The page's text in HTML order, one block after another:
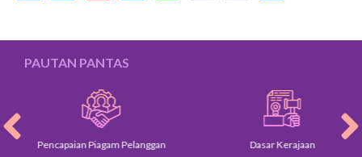
PAUTAN PANTAS
Pencapaian Piagam Pelanggan Dasar Kerajaan